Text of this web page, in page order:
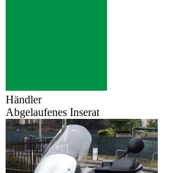
Händler
Abgelaufenes Inserat